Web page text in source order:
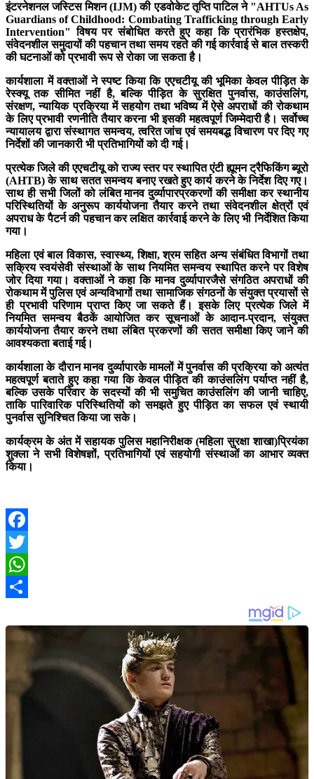
इंटरनेशनल जस्टिस मिशन (IJM) की एडवोकेट तृप्ति पाटिल ने "AHTUs As
Guardians of Childhood: Combating Trafficking through Early
Intervention" विषय पर संबोधित करते हुए कहा कि प्रारंभिक हस्तक्षेप,
संवेदनशील समुदायों की पहचान तथा समय रहते की गई कार्रवाई से बाल तस्करी
की घटनाओं को प्रभावी रूप से रोका जा सकता है।
कार्यशाला में वक्ताओं ने स्पष्ट किया कि एएचटीयू की भूमिका केवल पीड़ित के
रेस्क्यू तक सीमित नहीं है, बल्कि पीड़ित के सुरक्षित पुनर्वास, काउंसलिंग,
संरक्षण, न्यायिक प्रक्रिया में सहयोग तथा भविष्य में ऐसे अपराधों की रोकथाम
के लिए प्रभावी रणनीति तैयार करना भी इसकी महत्वपूर्ण जिम्मेदारी है। सर्वोच्च
न्यायालय द्वारा संस्थागत समन्वय, त्वरित जांच एवं समयबद्ध विचारण पर दिए गए
निर्देशों की जानकारी भी प्रतिभागियों को दी गई।
प्रत्येक जिले की एएचटीयू को राज्य स्तर पर स्थापित एंटी ह्यूमन ट्रैफिकिंग ब्यूरो
(AHTB) के साथ सतत समन्वय बनाए रखते हुए कार्य करने के निर्देश दिए गए।
साथ ही सभी जिलों को लंबित मानव दुर्व्‍यापारप्रकरणों की समीक्षा कर स्थानीय
परिस्थितियों के अनुरूप कार्ययोजना तैयार करने तथा संवेदनशील क्षेत्रों एवं
अपराध के पैटर्न की पहचान कर लक्षित कार्रवाई करने के लिए भी निर्देशित किया
गया।
महिला एवं बाल विकास, स्वास्थ्य, शिक्षा, श्रम सहित अन्य संबंधित विभागों तथा
सक्रिय स्वयंसेवी संस्थाओं के साथ नियमित समन्वय स्थापित करने पर विशेष
जोर दिया गया। वक्ताओं ने कहा कि मानव दुर्व्‍यापारजैसे संगठित अपराधों की
रोकथाम में पुलिस एवं अन्‍यविभागों तथा सामाजिक संगठनों के संयुक्त प्रयासों से
ही प्रभावी परिणाम प्राप्त किए जा सकते हैं। इसके लिए प्रत्येक जिले में
नियमित समन्वय बैठकें आयोजित कर सूचनाओं के आदान-प्रदान, संयुक्त
कार्ययोजना तैयार करने तथा लंबित प्रकरणों की सतत समीक्षा किए जाने की
आवश्यकता बताई गई।
कार्यशाला के दौरान मानव दुर्व्‍यापारके मामलों में पुनर्वास की प्रक्रिया को अत्यंत
महत्वपूर्ण बताते हुए कहा गया कि केवल पीड़ित की काउंसलिंग पर्याप्त नहीं है,
बल्कि उसके परिवार के सदस्यों की भी समुचित काउंसलिंग की जानी चाहिए,
ताकि पारिवारिक परिस्थितियों को समझते हुए पीड़ित का सफल एवं स्थायी
पुनर्वास सुनिश्चित किया जा सके।
कार्यक्रम के अंत में सहायक पुलिस महानिरीक्षक (महिला सुरक्षा शाखा)प्रियंका
शुक्ला ने सभी विशेषज्ञों, प्रतिभागियों एवं सहयोगी संस्थाओं का आभार व्यक्त
किया।
Facebook
Twitter
WhatsApp